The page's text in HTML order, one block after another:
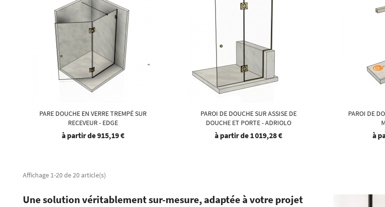
PARE DOUCHE EN VERRE TREMPÉ SUR
RECEVEUR - EDGE
à partir de915,19 €
PAROI DE DOUCHE SUR ASSISE DE
DOUCHE ET PORTE - ADRIOLO
à partir de 1 019,28 €
PAROI DE
à
Affichage 1-20 de 20 article(s)
Une solution véritablement sur-mesure, adaptée à votre projet